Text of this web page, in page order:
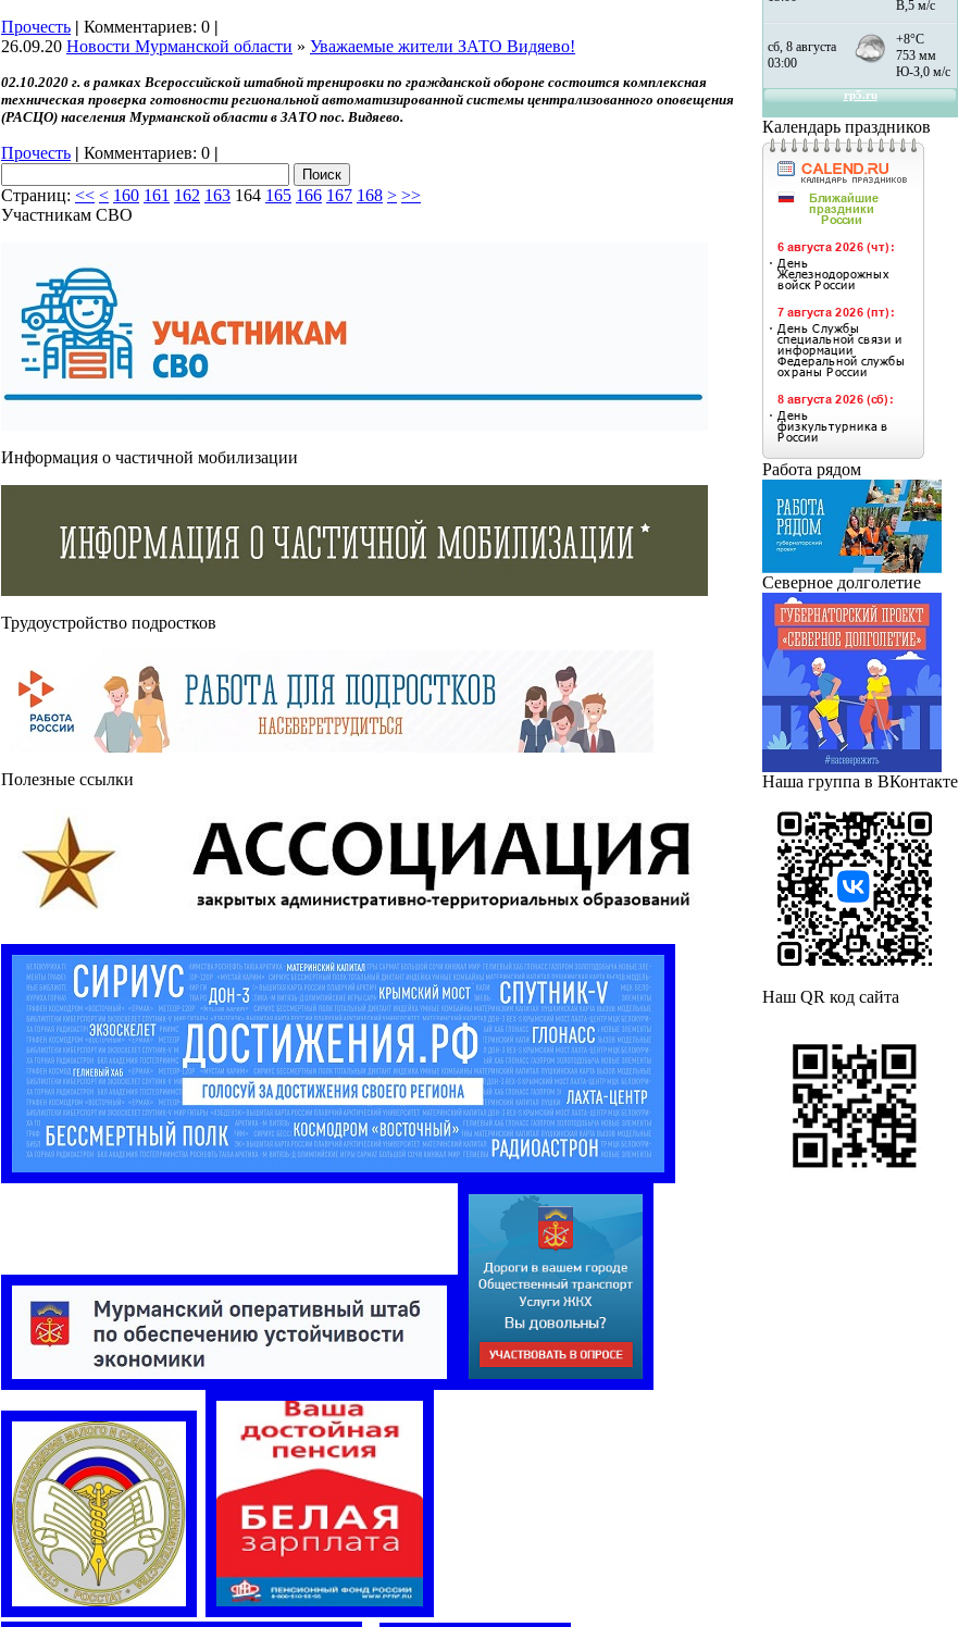
Прочесть | Комментариев: 0 |
26.09.20 Новости Мурманской области » Уважаемые жители ЗАТО Видяево!
02.10.2020 г. в рамках Всероссийской штабной тренировки по гражданской обороне состоится комплексная
техническая проверка готовности региональной автоматизированной системы централизованного оповещения
(РАСЦО) населения Мурманской области в ЗАТО пос. Видяево.
Прочесть | Комментариев: 0 |
Страниц: << < 160 161 162 163 164 165 166 167 168 > >>
Участникам СВО
Информация о частичной мобилизации
Трудоустройство подростков
Полезные ссылки
Календарь праздников
Работа рядом
Северное долголетие
Наша группа в ВКонтакте
Наш QR код сайта